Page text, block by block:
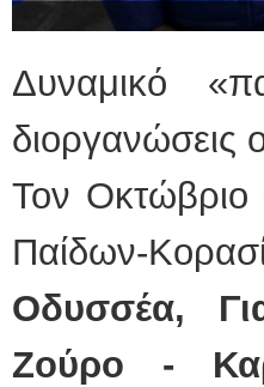
Δυναμικό
διοργανώσεις
Τον Οκτώβριο
Παίδων-
Οδυσσέα,
Ζούρο -